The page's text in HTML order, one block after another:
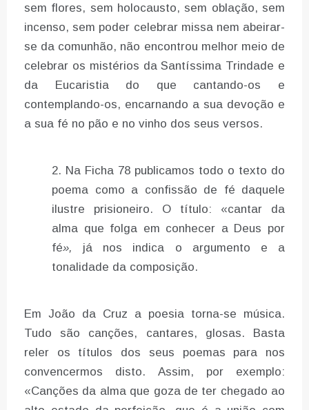
sem flores, sem holocausto, sem oblação, sem
incenso, sem poder celebrar missa nem abeirar-
se da comunhão, não encontrou melhor meio de
celebrar os mistérios da Santíssima Trindade e
da Eucaristia do que cantando-os e
contemplando-os, encarnando a sua devoção e
a sua fé no pão e no vinho dos seus versos.
Na Ficha 78 publicamos todo o texto do
poema como a confissão de fé daquele
ilustre prisioneiro. O título: «cantar da
alma que folga em conhecer a Deus por
fé», já nos indica o argumento e a
tonalidade da composição.
Em João da Cruz a poesia torna-se música.
Tudo são canções, cantares, glosas. Basta
reler os títulos dos seus poemas para nos
convencermos disto. Assim, por exemplo:
«Canções da alma que goza de ter chegado ao